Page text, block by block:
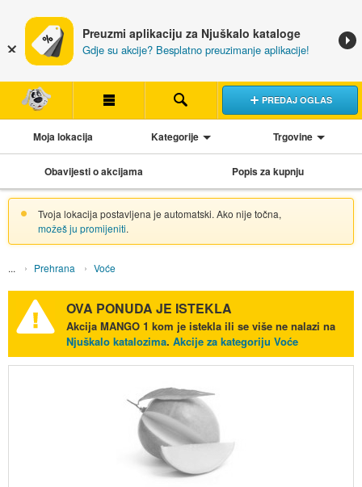
Preuzmi aplikaciju za Njuškalo kataloge
Gdje su akcije? Besplatno preuzimanje aplikacije!
PREDAJ OGLAS
Moja lokacija Kategorije Trgovine
Obavijesti o akcijama Popis za kupnju
Tvoja lokacija postavljena je automatski. Ako nije točna,
možeš ju promijeniti.
Prehrana Voće
OVA PONUDA JE ISTEKLA
Akcija MANGO 1 kom je istekla ili se više ne nalazi na
Njuškalo katalozima. Akcije za kategoriju Voće